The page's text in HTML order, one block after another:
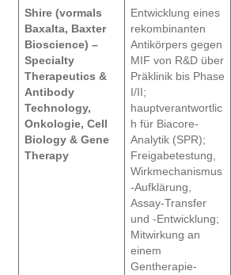
Shire (vormals
Baxalta, Baxter
Bioscience) –
Specialty
Therapeutics &
Antibody
Technology,
Onkologie, Cell
Biology & Gene
Therapy
Entwicklung eines
rekombinanten
Antikörpers gegen
MIF von R&D über
Präklinik bis Phase
I/II;
hauptverantwortlic
h für Biacore-
Analytik (SPR);
Freigabetestung,
Wirkmechanismus
-Aufklärung,
Assay-Transfer
und -Entwicklung;
Mitwirkung an
einem
Gentherapie-